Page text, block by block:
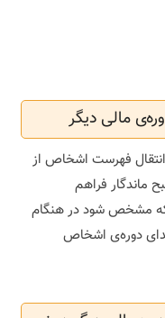
مالی دیگر
انتقال فهرست اشخاص از
ماندگار فراهم
مشخص شود در هنگام
دوره‌ی اشخاص